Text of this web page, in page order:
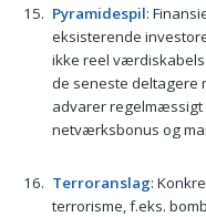
Pyramidespil:
eksisterende
ikke reel
de seneste deltagere
advarer regelmæssigt
netværksbonus og
Terroranslag:
terrorisme, f.eks.